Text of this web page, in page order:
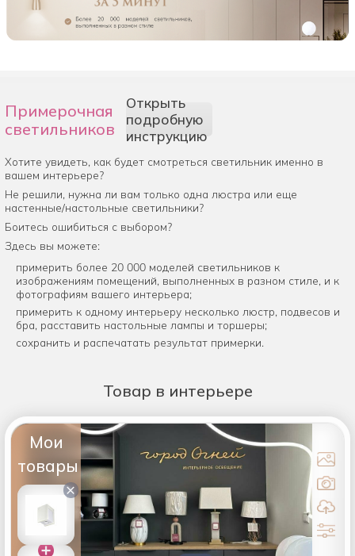
Примерочная
светильников
Открыть
подробную
инструкцию
Хотите увидеть, как будет смотреться светильник именно в
вашем интерьере?
Не решили, нужна ли вам только одна люстра или еще
настенные/настольные светильники?
Боитесь ошибиться с выбором?
Здесь вы можете:
примерить более 20 000 моделей светильников к
изображениям помещений, выполненных в разном стиле, и к
фотографиям вашего интерьера;
примерить к одному интерьеру несколько люстр, подвесов и
бра, расставить настольные лампы и торшеры;
сохранить и распечатать результат примерки.
Товар в интерьере
Мои
товары
×